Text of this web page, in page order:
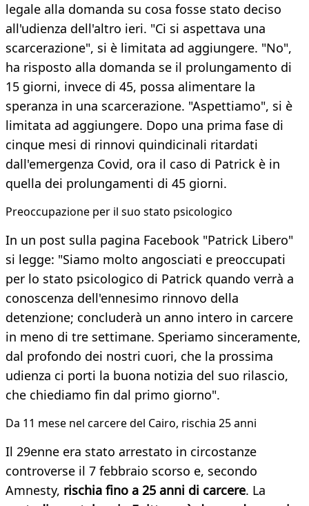
legale alla domanda su cosa fosse stato deciso
all'udienza dell'altro ieri. "Ci si aspettava una
scarcerazione", si è limitata ad aggiungere. "No",
ha risposto alla domanda se il prolungamento di
15 giorni, invece di 45, possa alimentare la
speranza in una scarcerazione. "Aspettiamo", si è
limitata ad aggiungere. Dopo una prima fase di
cinque mesi di rinnovi quindicinali ritardati
dall'emergenza Covid, ora il caso di Patrick è in
quella dei prolungamenti di 45 giorni.
Preoccupazione per il suo stato psicologico
In un post sulla pagina Facebook "Patrick Libero"
si legge: "Siamo molto angosciati e preoccupati
per lo stato psicologico di Patrick quando verrà a
conoscenza dell'ennesimo rinnovo della
detenzione; concluderà un anno intero in carcere
in meno di tre settimane. Speriamo sinceramente,
dal profondo dei nostri cuori, che la prossima
udienza ci porti la buona notizia del suo rilascio,
che chiediamo fin dal primo giorno".
Da 11 mese nel carcere del Cairo, rischia 25 anni
Il 29enne era stato arrestato in circostanze
controverse il 7 febbraio scorso e, secondo
Amnesty, rischia fino a 25 anni di carcere. La